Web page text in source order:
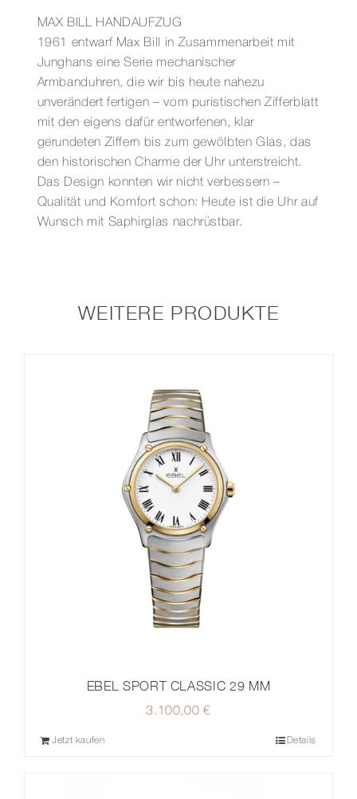
MAX BILL HANDAUFZUG
1961 entwarf Max Bill in Zusammenarbeit mit
Junghans eine Serie mechanischer
Armbanduhren, die wir bis heute nahezu
unverändert fertigen – vom puristischen Zifferblatt
mit den eigens dafür entworfenen, klar
gerundeten Ziffern bis zum gewölbten Glas, das
den historischen Charme der Uhr unterstreicht.
Das Design konnten wir nicht verbessern –
Qualität und Komfort schon: Heute ist die Uhr auf
Wunsch mit Saphirglas nachrüstbar.
WEITERE PRODUKTE
EBEL SPORT CLASSIC 29 MM
3.100,00€
Jetzt kaufen Details